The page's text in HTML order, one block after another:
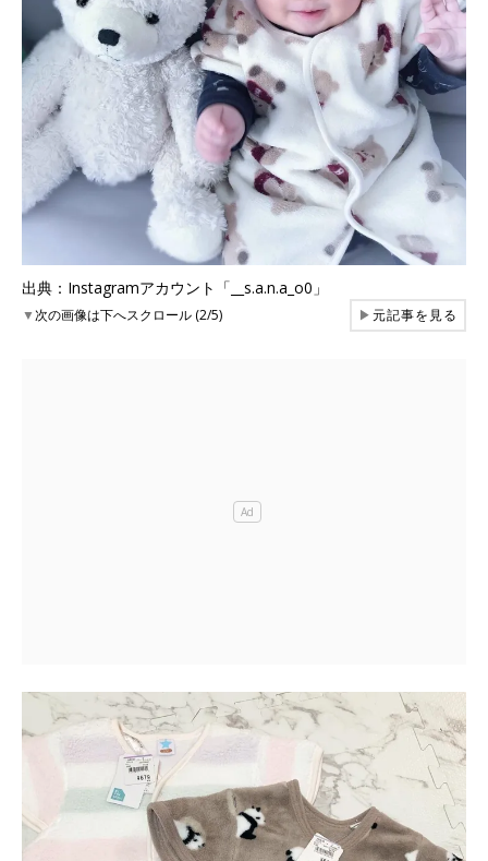
出典：Instagramアカウント「__s.a.n.a_o0」
▼次の画像は下へスクロール (2/5) ▶元記事を見る